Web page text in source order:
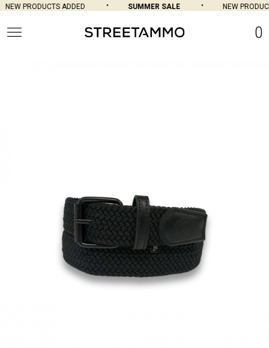
NEW PRODUCTS ADDED SUMMER SALE NEW
0